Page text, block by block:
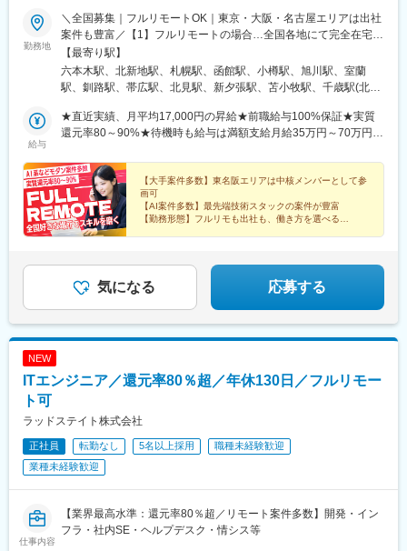
府駅、竜王駅、石和温泉駅、富士山駅、山梨市駅、都留市駅、韮
崎駅、大月駅、富山駅、越中中川駅、砺波駅、黒部駅、魚津駅、
滑川駅、金沢駅、福井駅(福井県)、敦賀駅、浜松駅、静岡駅、富士
駅、沼津駅、磐田駅、藤枝駅、岡崎駅、豊橋駅、名古屋駅、刈谷
市駅、名鉄一宮駅、三河安城駅、岐阜駅、各務ケ原駅、多治見
駅、可児駅、四日市駅、津駅、名張駅、布施駅、豊中駅、吹田駅
(東海道本線)、梅田駅(地下鉄)、茨木駅、京都駅、宇治駅(奈良
線)、亀岡駅、奈良駅、天理駅、和歌山駅、姫路駅、西宮駅(ＪＲ
線)、尼崎駅(東海道本線)、明石駅、神戸駅(兵庫県)、宝塚駅、伊丹
駅、八日市駅、倉敷市駅、岡山駅、津山駅、広島駅、福山駅、呉
駅、西条駅(広島県)、尾道駅、下関駅、山口駅(山口県)、宇部駅、
鳥取駅、米子駅、境港駅、松江駅、出雲市駅、高知駅、古津賀
駅、ＪＲ松山駅前駅、今治駅、宇和島駅、高松駅(香川県)、丸亀
駅、徳島駅、阿南駅、鳴門駅、久留米駅、小倉駅(福岡県)、大牟田
宮崎駅、延岡駅、都城駅、鹿児島駅、熊本駅、佐賀駅、長崎駅(長
崎県)、佐世保駅、那覇空港駅(鉄道)、秋葉原駅、高田馬場駅、綾
瀬駅、豊田駅、溝の口駅、なんば駅(地下鉄)、心斎橋駅、天王寺
駅、金山駅(愛知県)、伏見駅(愛知県)、博多駅、中洲川端駅、山科
駅、久喜駅、本八幡駅(総武線)、大宮駅(埼玉県)、さっぽろ駅、函
鷹巣駅、工機前駅、佐貫駅、宇都宮駅東口駅、今市駅、中央前橋
駅、西桐生駅、北朝霞駅、池ノ上駅、蓮沼駅、西葛西駅、牛田駅
駅、新宿駅(東京メトロ)、東池袋駅、不動前駅、住吉駅(東京都)、
六本木一丁目駅、布田駅、稲荷町駅(東京都)、立川北駅、三越前
駅、二重橋前駅、桜街道駅、京成船橋駅、京成千葉駅、北習志野
駅、野田市駅、京成成田駅、仲ノ町駅、逸見駅、新高島駅、京急
駅、新魚津駅、北鉄金沢駅、福井駅、新浜松駅、新静岡駅、新豊
橋駅、近鉄名古屋駅、尾張一宮駅、名鉄岐阜駅、名電各務原駅、
勤務地
＼全国募集｜フルリモートOK｜東京・大阪・名古屋エリアは出社
案件も豊富／【1】フルリモートの場合…全国各地にて完全在宅勤
務が可能！強制的な出社日もありません。【2】出社の場合…本
社、大阪支店、もしくは東京・大阪・名古屋エリアの各プロジェ
クト先※転居を伴う転勤はなし※プロジェクトは希望や適性を考慮
75.6%の社員がリモートワークにて勤務中！＜リモートワーク率
＞フルリモート64.0%、リモート×出社11.6%、フル出社
で全国47都道府県に社員が在籍。特に東京・大阪・名古屋エリア
では出社ベースの上流案件が豊富で、大手クライアント先に常駐
し、中核メンバーとして参画するチャンスも！クライアントと直
接やりとりしながら要件定義や設計から携わるため、上流工程や
PM/PLを目指す方には出社ベースの案件が近道です。【本社】東
阪市北区梅田1丁目2-2 大阪駅前第2ビル12-12
【最寄り駅】
六本木駅、北新地駅、札幌駅、函館駅、小樽駅、旭川駅、室蘭
駅、釧路駅、帯広駅、北見駅、新夕張駅、苫小牧駅、千歳駅(北海
上駅、宮古駅、盛駅、久慈駅、仙台駅、石巻駅、杜せきのした
駅、新田駅(宮城県)、多賀城駅、気仙沼駅、いわき駅、郡山駅(福
駅、秋田駅、横手駅、能代駅、湯沢駅、大久保駅(秋田県)、鷹ノ巣
駅、山形駅、鶴岡駅、酒田駅、米沢駅、天童駅、さくらんぼ東根
駅、寒河江駅、新庄駅、水戸駅、つくば駅、日立駅、勝田駅、土
浦駅、古河駅、取手駅、下館駅、笹川駅、牛久駅、龍ケ崎市駅、
守谷駅、水海道駅、宇都宮駅、小山駅、栃木駅、足利駅、佐野
駅、前橋駅、太田駅(群馬県)、伊勢崎駅、桐生駅、館林駅、渋川
駅、川口駅、川越駅、所沢駅、越谷駅、草加駅、春日部駅、上尾
駅、熊谷駅、浦和駅、新座駅、狭山市駅、入間市駅、三郷駅(埼玉
都)、池袋駅、目黒駅、錦糸町駅、渋谷駅、調布駅、上野駅、小平
駅、国分寺駅、武蔵小金井駅、昭島駅、東京駅、国立駅、玉川上
水駅、東久留米駅、船橋駅、松戸駅、市川駅、柏駅、五井駅、千
葉駅、流山おおたかの森駅、八千代台駅、習志野駅、浦安駅(千葉
県)、愛宕駅(千葉県)、木更津駅、成田駅、我孫子駅、鎌ケ谷駅、
印西牧の原駅、四街道駅、銚子駅、藤沢駅、横須賀駅、横浜駅、
駅、小田原駅、鎌倉駅、秦野駅、座間駅、伊勢原駅、逗子駅、三
崎口駅、長野駅、松本駅、上田駅、佐久平駅、飯田駅(長野県)、豊
給与
★直近実績、月平均17,000円の昇給★前職給与100%保証★実質
還元率80～90%★待機時も給与は満額支給月給35万円～70万円＋
験・能力等を考慮の上で決定します。※上記金額には、みなし残業
手当（50時間分・104,000円～212,000円）を含みます。超過分は
別途追加支給します。┗残業時間は月平均10時間、多い時でも20
時間程度と安定しております★単価連動型の給与体系ではないた
め、万が一待機になってもその間の給与は満額支給しています。
ア：月給274,000円→月給362,000円（＋88,000円/月）・20
代/iOSエンジニア：月給237,000円→月給287,000円（＋50,000
円/月）・20代/Androidエンジニア：月給316,000円→月給
374,000円（＋58,000円/月）・30代/Javaエンジニア（上流）：
月給340,000円→月給418,000円（＋78,000円/月）
【大手案件多数】東名阪エリアは中核メンバーとして参
画可
【AI案件多数】最先端技術スタックの案件が豊富
【勤務形態】フルリモも出社も、働き方を選べる
気になる 応募する
NEW
ITエンジニア／還元率80％超／年休130日／フルリモー
ト可
ラッドステイト株式会社
正社員 転勤なし 5名以上採用
職種未経験歓迎
業種未経験歓迎
仕事内容
【業界最高水準：還元率80％超／リモート案件多数】開発・イン
フラ・社内SE・ヘルプデスク・情シス等